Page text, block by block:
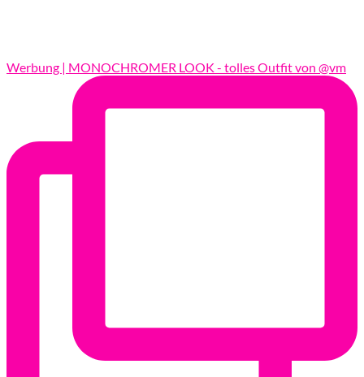
Werbung | MONOCHROMER LOOK - tolles Outfit von @vm